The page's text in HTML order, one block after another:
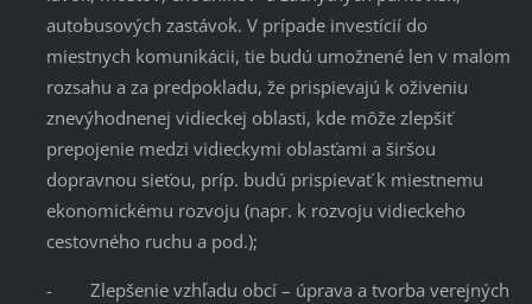
autobusových zastávok. V prípade investícií do
miestnych komunikácii, tie budú umožnené len v malom
rozsahu a za predpokladu, že prispievajú k oživeniu
znevýhodnenej vidieckej oblasti, kde môže zlepšiť
prepojenie medzi vidieckymi oblasťami a širšou
dopravnou sieťou, príp. budú prispievať k miestnemu
ekonomickému rozvoju (napr. k rozvoju vidieckeho
cestovného ruchu a pod.);
- Zlepšenie vzhľadu obcí – úprava a tvorba verejných